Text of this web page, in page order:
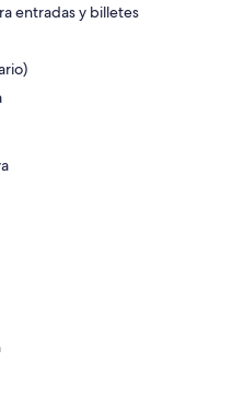
entradas y billetes